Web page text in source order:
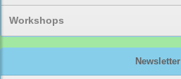
Workshops
Newsletter